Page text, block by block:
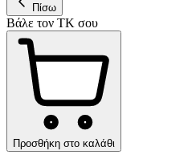
Πίσω
Βάλε τον ΤΚ σου
Προσθήκη στο καλάθι